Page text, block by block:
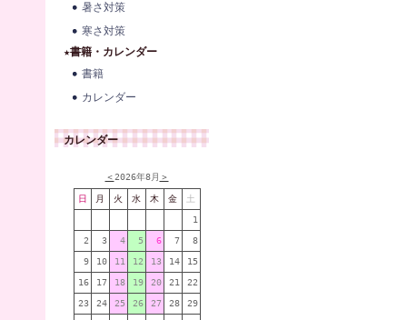
暑さ対策
寒さ対策
★書籍・カレンダー
書籍
カレンダー
カレンダー
＜2026年8月 ＞
日 月 火 水 木 金 土
1
2 3 4 5 6 7 8
9 10 11 12 13 14 15
16 17 18 19 20 21 22
23 24 25 26 27 28 29